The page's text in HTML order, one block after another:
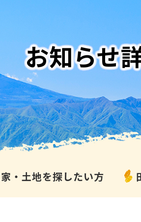
お知らせ
・土地を探したい方